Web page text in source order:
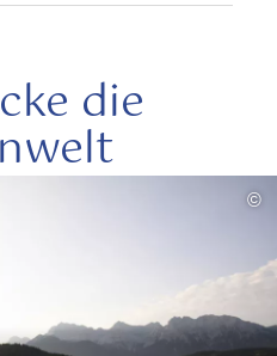
die
©